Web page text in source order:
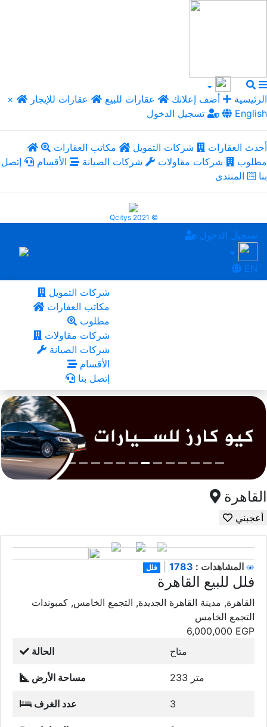
× الرئيسية أضف إعلانك عقارات للبيع
عقارات للإيجار
تسجيل الدخول
English
أحدث العقارات شركات التمويل
مكاتب العقارات
مطلوب
شركات مقاولات شركات الصيانة الأقسام
إتصل
بنا
المنتدى
Qcitys 2021 ©
تسجيل الدخول
EN
شركات التمويل
مكاتب العقارات
مطلوب
شركات مقاولات
شركات الصيانة
الأقسام
إتصل بنا
القاهرة
أعجبني
فلل المشاهدات :
فلل للبيع القاهرة
القاهرة, مدينة القاهرة الجديدة, التجمع الخامس, كمبوندات
التجمع الخامس
6,000,000 EGP
الحالة
متاح
مساحة الأرض 233 متر
عدد الغرف 3